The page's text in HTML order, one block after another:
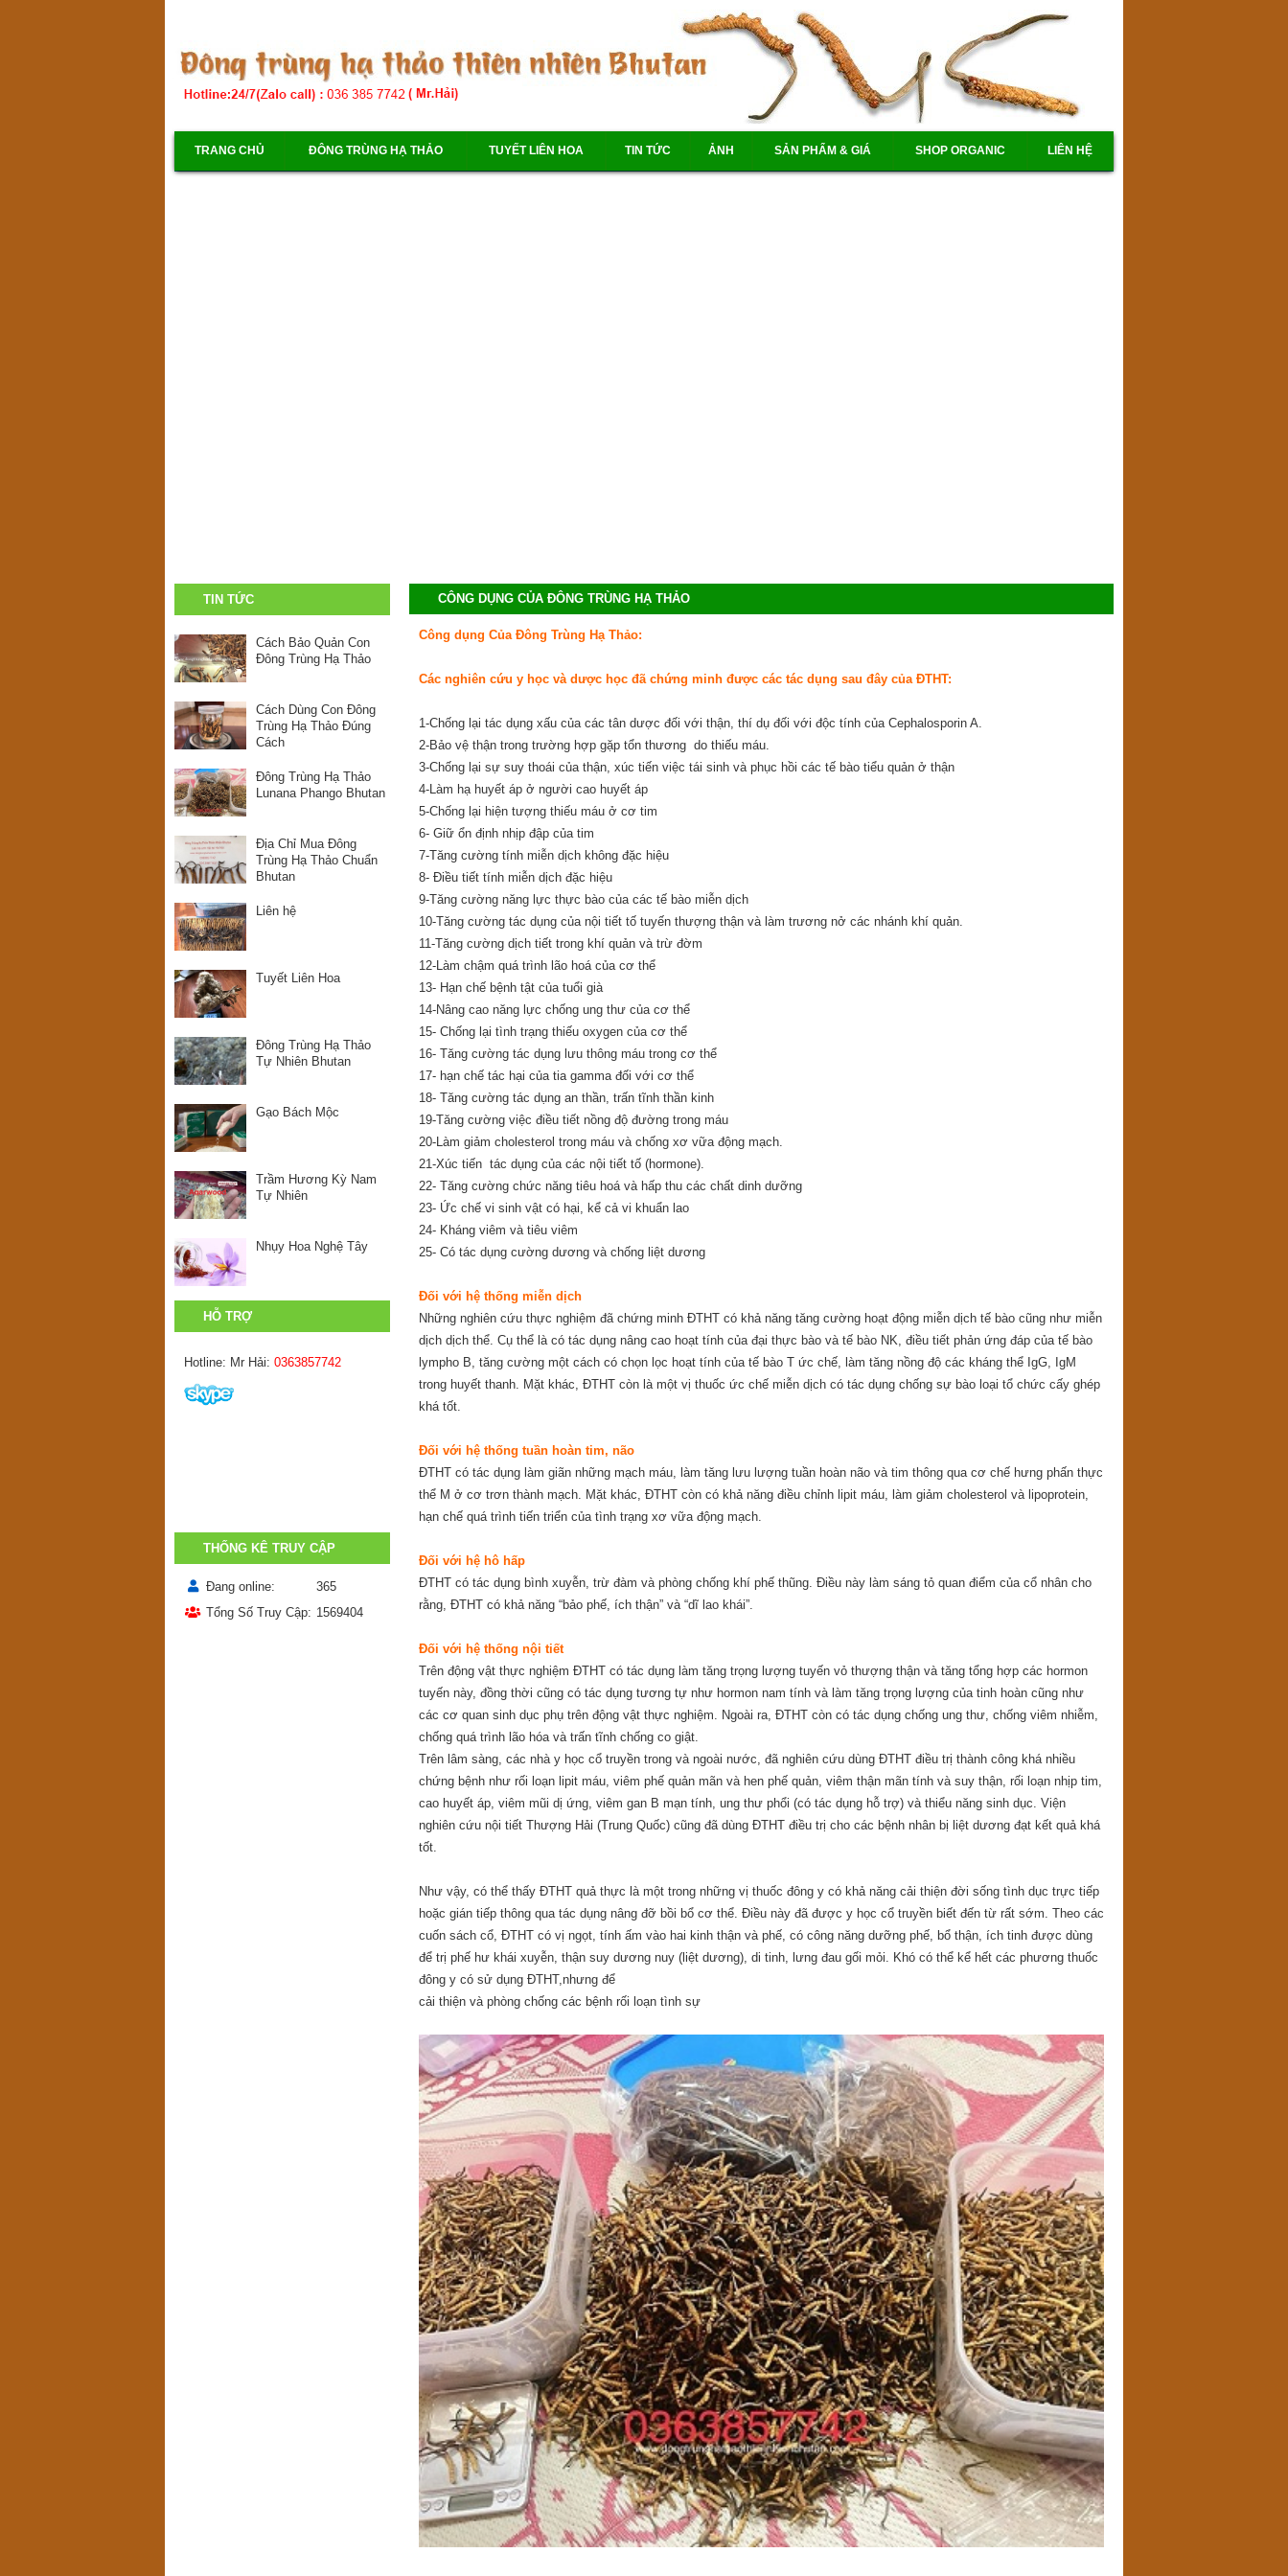
TRANG CHỦ ĐÔNG TRÙNG HẠ THẢO TUYẾT LIÊN HOA TIN TỨC ẢNH SẢN PHẨM & GIÁ SHOP ORGANIC LIÊN HỆ
TIN TỨC
Cách Bảo Quản Con
Đông Trùng Hạ Thảo
Cách Dùng Con Đông
Trùng Hạ Thảo Đúng
Cách
Đông Trùng Hạ Thảo
Lunana Phango Bhutan
Địa Chỉ Mua Đông
Trùng Hạ Thảo Chuẩn
Bhutan
Liên hệ
Tuyết Liên Hoa
Đông Trùng Hạ Thảo
Tự Nhiên Bhutan
Gạo Bách Mộc
Trầm Hương Kỳ Nam
Tự Nhiên
Nhụy Hoa Nghệ Tây
HỖ TRỢ
Hotline: Mr Hải: 0363857742
THỐNG KÊ TRUY CẬP
Đang online
365
Tổng Số Truy Cập
1569404
CÔNG DỤNG CỦA ĐÔNG TRÙNG HẠ THẢO
Công dụng Của Đông Trùng Hạ Thảo:
Các nghiên cứu y học và dược học đã chứng minh được các tác dụng sau đây của ĐTHT:
1-Chống lại tác dụng xấu của các tân dược đối với thận, thí dụ đối với độc tính của Cephalosporin A.
2-Bảo vệ thận trong trường hợp gặp tổn thương do thiếu máu.
3-Chống lại sự suy thoái của thận, xúc tiến việc tái sinh và phục hồi các tế bào tiểu quản ở thận
4-Làm hạ huyết áp ở người cao huyết áp
5-Chống lại hiện tượng thiếu máu ở cơ tim
6- Giữ ổn định nhịp đập của tim
7-Tăng cường tính miễn dịch không đặc hiệu
8- Điều tiết tính miễn dịch đặc hiệu
9-Tăng cường năng lực thực bào của các tế bào miễn dịch
10-Tăng cường tác dụng của nội tiết tố tuyến thượng thận và làm trương nở các nhánh khí quản.
11-Tăng cường dịch tiết trong khí quản và trừ đờm
12-Làm chậm quá trình lão hoá của cơ thể
13- Hạn chế bệnh tật của tuổi già
14-Nâng cao năng lực chống ung thư của cơ thể
15- Chống lại tình trạng thiếu oxygen của cơ thể
16- Tăng cường tác dụng lưu thông máu trong cơ thể
17- hạn chế tác hại của tia gamma đối với cơ thể
18- Tăng cường tác dụng an thần, trấn tĩnh thần kinh
19-Tăng cường việc điều tiết nồng độ đường trong máu
20-Làm giảm cholesterol trong máu và chống xơ vữa động mạch.
21-Xúc tiến tác dụng của các nội tiết tố (hormone).
22- Tăng cường chức năng tiêu hoá và hấp thu các chất dinh dưỡng
23- Ức chế vi sinh vật có hại, kể cả vi khuẩn lao
24- Kháng viêm và tiêu viêm
25- Có tác dụng cường dương và chống liệt dương
Đối với hệ thống miễn dịch
Những nghiên cứu thực nghiệm đã chứng minh ĐTHT có khả năng tăng cường hoạt động miễn dịch tế bào cũng như miễn
dịch dịch thể. Cụ thể là có tác dụng nâng cao hoạt tính của đại thực bào và tế bào NK, điều tiết phản ứng đáp của tế bào
lympho B, tăng cường một cách có chọn lọc hoạt tính của tế bào T ức chế, làm tăng nồng độ các kháng thể IgG, IgM
trong huyết thanh. Mặt khác, ĐTHT còn là một vị thuốc ức chế miễn dịch có tác dụng chống sự bào loại tổ chức cấy ghép
khá tốt.
Đối với hệ thống tuần hoàn tim, não
ĐTHT có tác dụng làm giãn những mạch máu, làm tăng lưu lượng tuần hoàn não và tim thông qua cơ chế hưng phấn thực
thể M ở cơ trơn thành mạch. Mặt khác, ĐTHT còn có khả năng điều chỉnh lipit máu, làm giảm cholesterol và lipoprotein,
hạn chế quá trình tiến triển của tình trạng xơ vữa động mạch.
Đối với hệ hô hấp
ĐTHT có tác dụng bình xuyễn, trừ đàm và phòng chống khí phế thũng. Điều này làm sáng tỏ quan điểm của cổ nhân cho
rằng, ĐTHT có khả năng “bảo phế, ích thận” và “dĩ lao khái”.
Đối với hệ thống nội tiết
Trên động vật thực nghiệm ĐTHT có tác dụng làm tăng trọng lượng tuyến vỏ thượng thận và tăng tổng hợp các hormon
tuyến này, đồng thời cũng có tác dụng tương tự như hormon nam tính và làm tăng trọng lượng của tinh hoàn cũng như
các cơ quan sinh dục phụ trên động vật thực nghiệm. Ngoài ra, ĐTHT còn có tác dụng chống ung thư, chống viêm nhiễm,
chống quá trình lão hóa và trấn tĩnh chống co giật.
Trên lâm sàng, các nhà y học cổ truyền trong và ngoài nước, đã nghiên cứu dùng ĐTHT điều trị thành công khá nhiều
chứng bệnh như rối loạn lipit máu, viêm phế quản mãn và hen phế quản, viêm thận mãn tính và suy thận, rối loạn nhịp tim,
cao huyết áp, viêm mũi dị ứng, viêm gan B mạn tính, ung thư phổi (có tác dụng hỗ trợ) và thiểu năng sinh dục. Viện
nghiên cứu nội tiết Thượng Hải (Trung Quốc) cũng đã dùng ĐTHT điều trị cho các bệnh nhân bị liệt dương đạt kết quả khá
tốt.
Như vậy, có thể thấy ĐTHT quả thực là một trong những vị thuốc đông y có khả năng cải thiện đời sống tình dục trực tiếp
hoặc gián tiếp thông qua tác dụng nâng đỡ bồi bổ cơ thể. Điều này đã được y học cổ truyền biết đến từ rất sớm. Theo các
cuốn sách cổ, ĐTHT có vị ngọt, tính ấm vào hai kinh thận và phế, có công năng dưỡng phế, bổ thận, ích tinh được dùng
để trị phế hư khái xuyễn, thận suy dương nuy (liệt dương), di tinh, lưng đau gối mỏi. Khó có thể kể hết các phương thuốc
đông y có sử dụng ĐTHT,nhưng để
cải thiện và phòng chống các bệnh rối loạn tình sự